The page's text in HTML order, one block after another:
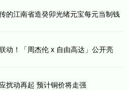
的江南省造癸卯光绪元宝每元当制钱
动！「周杰伦 x 自由高达」公开亮
扰动再起 预计铜价将走强